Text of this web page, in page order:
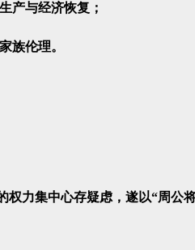
产与经济恢复；
族伦理。
集中心存疑虑，遂以“周公